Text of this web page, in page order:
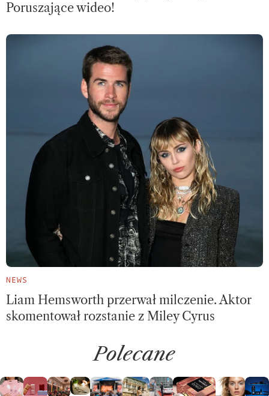
Poruszające wideo!
NEWS
Liam Hemsworth przerwał milczenie. Aktor
skomentował rozstanie z Miley Cyrus
Polecane